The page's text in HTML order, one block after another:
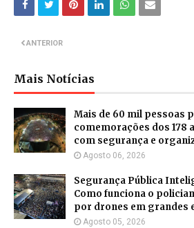
ANTERIOR
Mais Notícias
Mais de 60 mil pessoas
comemorações dos 178
com segurança e
Agosto 06, 2026
Segurança Pública
Como funciona o
por drones em grandes
Agosto 05, 2026